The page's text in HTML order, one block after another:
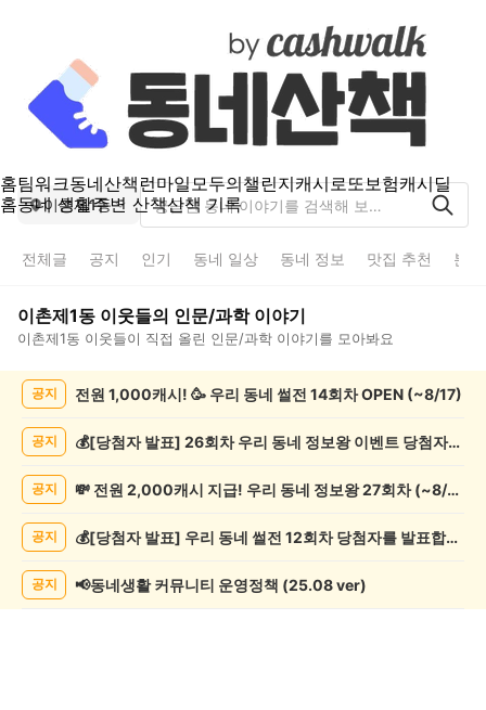
홈팀워크동네산책런마일모두의챌린지캐시로또보험캐시딜
홈동네 생활주변 산책산책 기록
이촌제1동
전체글 공지 인기 동네 일상 동네 정보 맛집 추천 분
이촌제1동 이웃들의 인문/과학이야기
이촌제1동 이웃들이 직접 올린 인문/과학 이야기를 모아봐요
문/
글
공지 전원 1,000캐시! 🥳 우리 동네 썰전 14회차 OPEN (~8/17)
공지 💰[당첨자 발표] 26회차 우리 동네 정보왕 이벤트 당첨자를 발표합니다!
공지 💸 전원 2,000캐시 지급! 우리 동네 정보왕 27회차 (~8/10)
공지 💰[당첨자 발표] 우리 동네 썰전 12회차 당첨자를 발표합니다!
공지 📢동네생활 커뮤니티 운영정책 (25.08 ver)